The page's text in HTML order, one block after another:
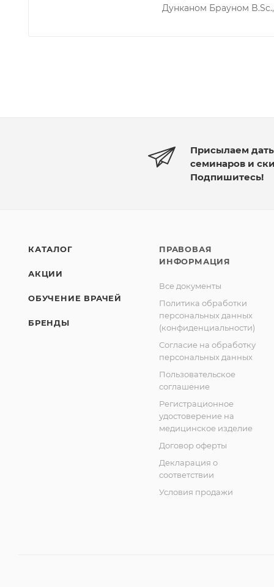
Дунканом Брауном
Присылаем
семинаров и
Подпишитесь!
КАТАЛОГ
АКЦИИ
ОБУЧЕНИЕ ВРАЧЕЙ
БРЕНДЫ
ПРАВОВАЯ
ИНФОРМАЦИЯ
Все документы
Политика обработки
персональных данных
(конфиденциальности)
Согласие на обработку
персональных данных
Пользовательское
соглашение
Регистрационное
удостоверение на
медицинское изделие
Договор оферты
Декларация о
соответствии
Условия продажи